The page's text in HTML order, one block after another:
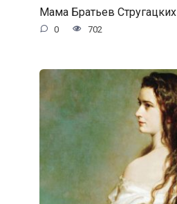
Мама Братьев Стругацких
0 702